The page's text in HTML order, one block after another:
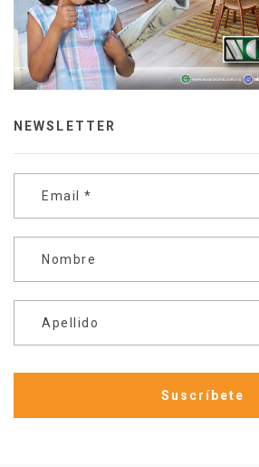
NEWSLETTER
Email *
Nombre
Apellido